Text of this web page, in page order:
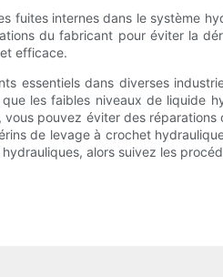
fuites internes dans le système
du fabricant pour éviter la
efficace.
essentiels dans diverses
les faibles niveaux de liquide
pouvez éviter des
de levage à crochet
alors suivez les